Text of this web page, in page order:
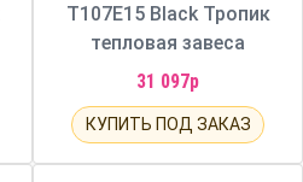
Т107E15 Black Тропик
тепловая завеса
31 097р
КУПИТЬ ПОД ЗАКАЗ